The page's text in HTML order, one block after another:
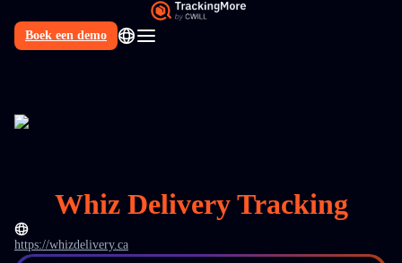
Boek een demo
Whiz Delivery Tracking
https://whizdelivery.ca